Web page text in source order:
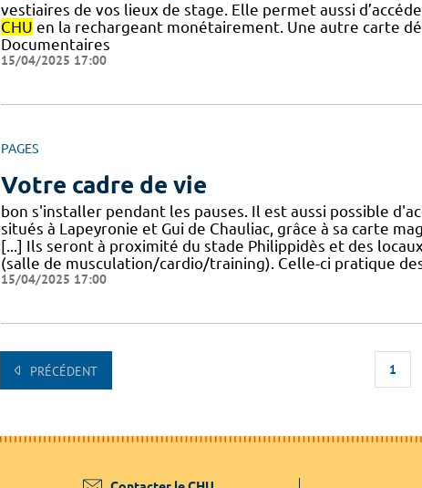
vestiaires de vos lieux de stage. Elle permet aussi
CHU en la rechargeant monétairement. Une autre carte
Documentaires
15/04/2025 17:00
PAGES
Votre cadre de vie
bon s'installer pendant les pauses. Il est aussi possible
situés à Lapeyronie et Gui de Chauliac, grâce à sa carte
[...] Ils seront à proximité du stade Philippidès et des
(salle de musculation/cardio/training). Celle-ci pratique
15/04/2025 17:00
PRÉCÉDENT 1